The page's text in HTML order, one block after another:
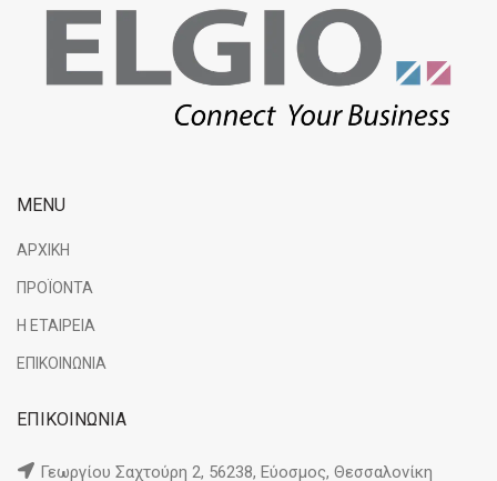
MENU
ΑΡΧΙΚΗ
ΠΡΟΪΟΝΤΑ
Η ΕΤΑΙΡΕΙΑ
ΕΠΙΚΟΙΝΩΝΙΑ
ΕΠΙΚΟΙΝΩΝΙΑ
Γεωργίου Σαχτούρη 2, 56238, Εύοσμος, Θεσσαλονίκη